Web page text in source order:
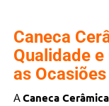
Caneca
Qualidade
as Ocasiões
ACaneca